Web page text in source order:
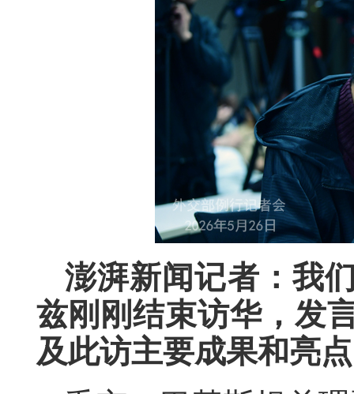
澎湃新闻记者：我
兹刚刚结束访华，发
及此访主要成果和亮